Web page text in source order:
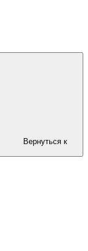
Вернуться к